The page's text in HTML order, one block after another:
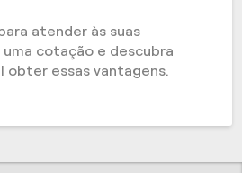
atender às suas
uma cotação e descubra
obter essas vantagens.